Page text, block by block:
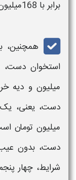
برابر با 168میلیون تومان می شود.
همچنین،
استخوان دست،
میلیون و دیه
دست، یعنی،
میلیون تومان
دست، بدون
شرایط، چهار